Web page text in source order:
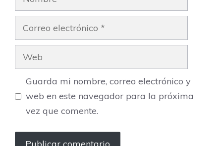
Correo
electrónico
Web
Guarda mi nombre, correo electrónico y
web en este navegador para la próxima
vez que comente.